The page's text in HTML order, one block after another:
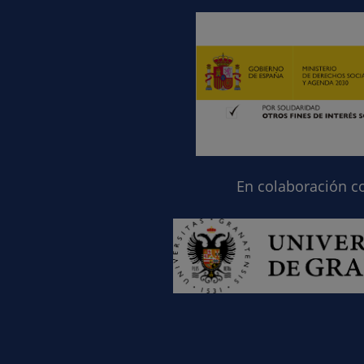
En colaboración